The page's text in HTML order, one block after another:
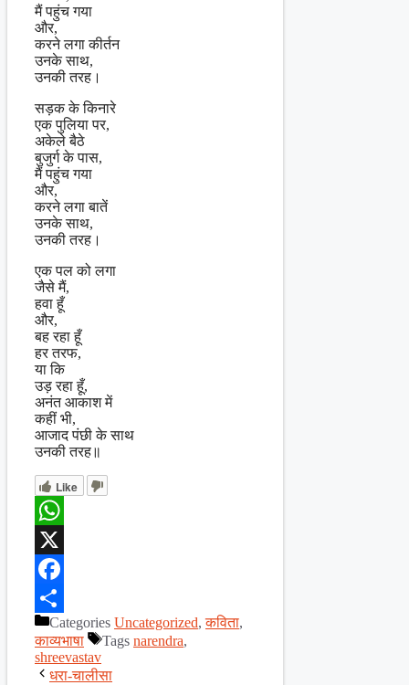
मैं पहुंच गया
और,
करने लगा कीर्तन
उनके साथ,
उनकी तरह।
सड़क के किनारे
एक पुलिया पर,
अकेले बैठे
बुजुर्ग के पास,
मैं पहुंच गया
और,
करने लगा बातें
उनके साथ,
उनकी तरह।
एक पल को लगा
जैसे मैं,
हवा हूँ
और,
बह रहा हूँ
हर तरफ,
या कि
उड़ रहा हूँ,
अनंत आकाश में
कहीं भी,
आजाद पंछी के साथ
उनकी तरह॥
Like
WhatsApp
X
Facebook
ShareCategories Uncategorized,कविता,
काव्यभाषा
Tags narendra,
shreevastav
धरा-चालीसा